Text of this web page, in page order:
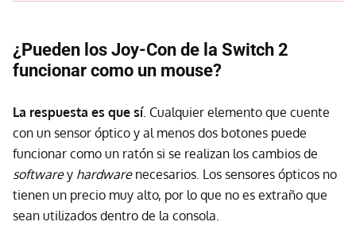
¿Pueden los Joy-Con de la Switch 2
funcionar como un mouse?
La respuesta es que sí. Cualquier elemento que cuente
con un sensor óptico y al menos dos botones puede
funcionar como un ratón si se realizan los cambios de
softwarey hardware necesarios. Los sensores ópticos no
tienen un precio muy alto, por lo que no es extraño que
sean utilizados dentro de la consola.